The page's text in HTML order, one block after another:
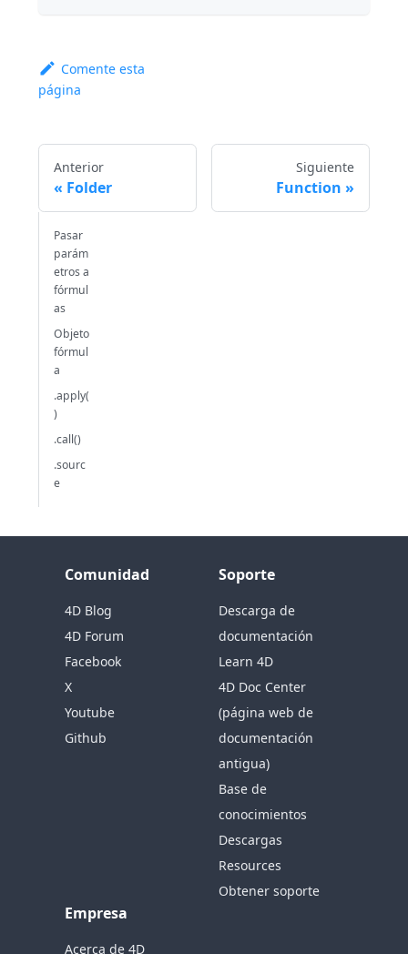
Comente esta
página
Anterior
Folder
Siguiente
Function
Pasar
parám
etros a
fórmul
as
Objeto
fórmul
a
.apply(
)
.call()
.sourc
e
Comunidad
4D Blog
4D Forum
Facebook
X
Youtube
Github
Soporte
Descarga de
documentación
Learn 4D
4D Doc Center
(página web de
documentación
antigua)
Base de
conocimientos
Descargas
Resources
Obtener soporte
Empresa
Acerca de 4D